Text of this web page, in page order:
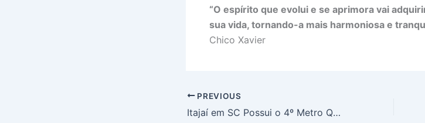
“O espírito que evolui e se aprimora vai
sua vida, tornando-a mais harmoniosa e
Chico Xavier
PREVIOUS
Itajaí em SC Possui o 4º Metro Quadrado Mais Caro do Brasil